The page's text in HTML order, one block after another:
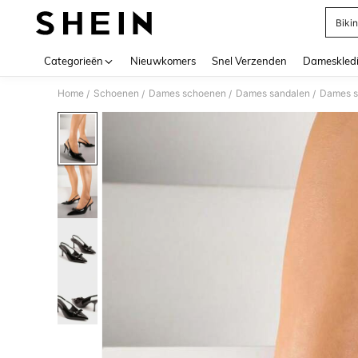
Categorieën Nieuwkomers Snel Verzenden
Home / Schoenen / Dames schoenen / Dames sandalen / Dames